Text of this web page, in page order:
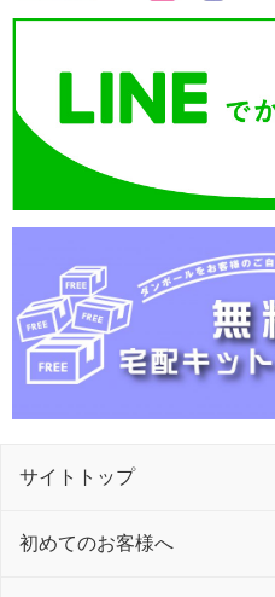
サイトトップ
初めてのお客様へ